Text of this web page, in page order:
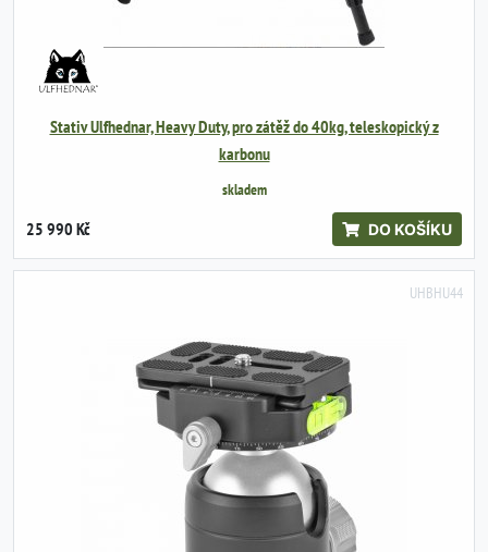
Stativ Ulfhednar, Heavy Duty, pro zátěž do 40kg, teleskopický z
karbonu
skladem
25 990 Kč DO KOŠÍKU
UHBHU44